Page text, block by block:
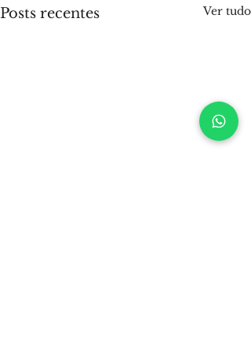
Posts recentes Ver tudo